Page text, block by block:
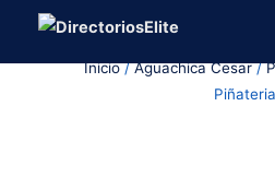
Inicio/Aguachica Cesar/
Piñateria